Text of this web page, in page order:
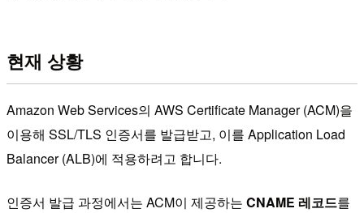
현재 상황
Amazon Web Services의 AWS Certificate Manager (ACM)을
이용해 SSL/TLS 인증서를 발급받고, 이를 Application Load
Balancer (ALB)에 적용하려고 합니다.
인증서 발급 과정에서는 ACM이 제공하는 CNAME 레코드를